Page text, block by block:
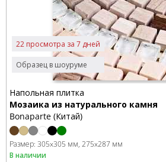
Образец в шоуруме
22 просмотра за 7 дней
Напольная плитка
Мозаика из натурального камня
Bonaparte (Китай)
Размер: 305x305 мм 275x287 мм
В наличии